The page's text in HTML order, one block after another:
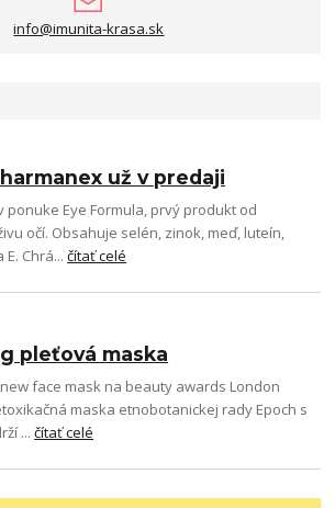
info@imunita-krasa.sk
už v predaji
ponuke Eye Formula, prvý produkt od
očí. Obsahuje selén, zinok, meď, luteín,
E. Chrá...čítať celé
pleťová maska
face mask na beauty awards London
maska etnobotanickej rady Epoch s
...čítať celé